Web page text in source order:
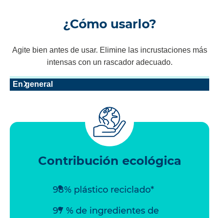
¿Cómo usarlo?
Agite bien antes de usar. Elimine las incrustaciones más
intensas con un rascador adecuado.
En general
Contribución ecológica
98% plástico reciclado*
97 % de ingredientes de